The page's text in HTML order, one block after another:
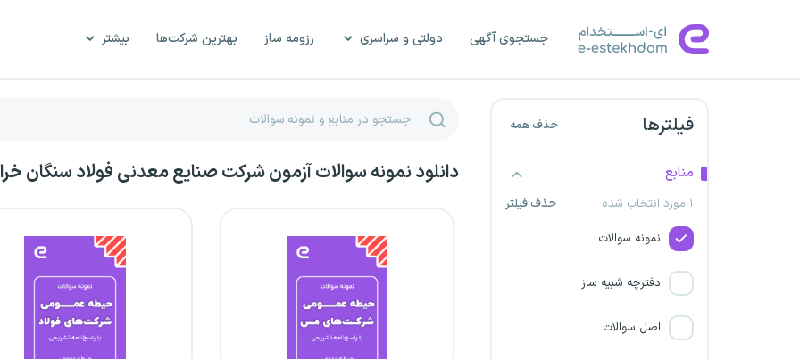
جستجوی آگهی دولتی و سراسری رزومه ساز بهترین شرکت‌ها بیشتر
فیلترها حذف همه
منابع
۱ مورد انتخاب شده
حذف فیلتر
نمونه سوالات
دفترچه شبیه ساز
اصل سوالات
شرکت پتروشیمی بوشهر
سازمان نظام پزشکی
شرکت تولیدات پتروشیمی قائد
بصیر
دانلود نمونه سوالات آزمون شرکت صنایع معدنی فولاد سنگان